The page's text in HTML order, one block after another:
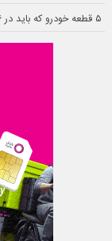
۵ قطعه خودرو که باید در ۹۶ هزار کیلومتر عوض کنید